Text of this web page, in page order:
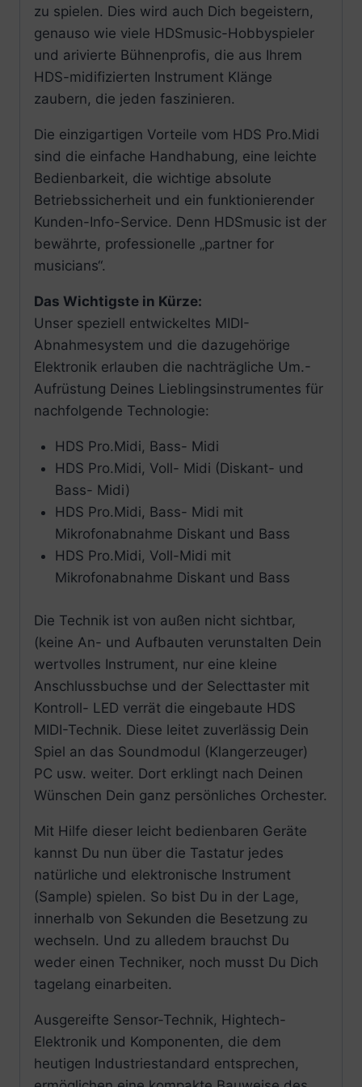
zu spielen. Dies wird auch Dich begeistern,
genauso wie viele HDSmusic-Hobbyspieler
und arivierte Bühnenprofis, die aus Ihrem
HDS-midifizierten Instrument Klänge
zaubern, die jeden faszinieren.
Die einzigartigen Vorteile vom HDS Pro.Midi
sind die einfache Handhabung, eine leichte
Bedienbarkeit, die wichtige absolute
Betriebssicherheit und ein funktionierender
Kunden-Info-Service. Denn HDSmusic ist der
bewährte, professionelle „partner for
musicians“.
Das Wichtigste in Kürze:
Unser speziell entwickeltes MIDI-
Abnahmesystem und die dazugehörige
Elektronik erlauben die nachträgliche Um.-
Aufrüstung Deines Lieblingsinstrumentes für
nachfolgende Technologie:
HDS Pro.Midi, Bass- Midi
HDS Pro.Midi, Voll- Midi (Diskant- und
Bass- Midi)
HDS Pro.Midi, Bass- Midi mit
Mikrofonabnahme Diskant und Bass
HDS Pro.Midi, Voll-Midi mit
Mikrofonabnahme Diskant und Bass
Die Technik ist von außen nicht sichtbar,
(keine An- und Aufbauten verunstalten Dein
wertvolles Instrument, nur eine kleine
Anschlussbuchse und der Selecttaster mit
Kontroll- LED verrät die eingebaute HDS
MIDI-Technik. Diese leitet zuverlässig Dein
Spiel an das Soundmodul (Klangerzeuger)
PC usw. weiter. Dort erklingt nach Deinen
Wünschen Dein ganz persönliches Orchester.
Mit Hilfe dieser leicht bedienbaren Geräte
kannst Du nun über die Tastatur jedes
natürliche und elektronische Instrument
(Sample) spielen. So bist Du in der Lage,
innerhalb von Sekunden die Besetzung zu
wechseln. Und zu alledem brauchst Du
weder einen Techniker, noch musst Du Dich
tagelang einarbeiten.
Ausgereifte Sensor-Technik, Hightech-
Elektronik und Komponenten, die dem
heutigen Industriestandard entsprechen,